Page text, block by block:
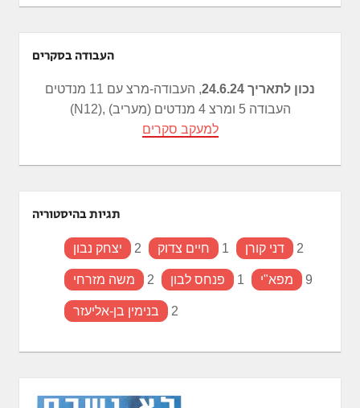
העבודה בסקרים
נכון לתאריך 24.6.24
, העבודה-מרצ עם 11 מנדטים
(N12), העבודה 5 ומרצ 4 מנדטים (מעריב)
למעקב סקרים
תגיות בהיסטוריה
יצחק נבון 2 חיים צדוק 1 דני קורן 2
משה מזרחי 2 פנחס לבון 1 מפא"י 9
בנימין בן-אליעזר 2